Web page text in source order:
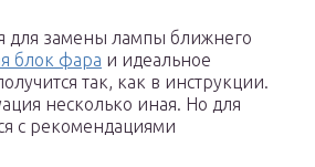
для замены лампы ближнего
блок фара и идеальное
так, как в инструкции.
несколько иная. Но для
с рекомендациями